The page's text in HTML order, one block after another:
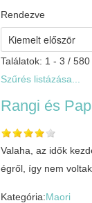
Rendezve
Találatok: 1 - 3 / 580
Szűrés listázása...
Rangi és
Valaha, az idők
égről, így nem
Kategória:Maori